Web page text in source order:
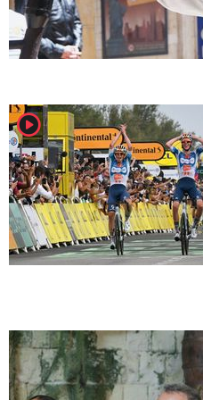
player2